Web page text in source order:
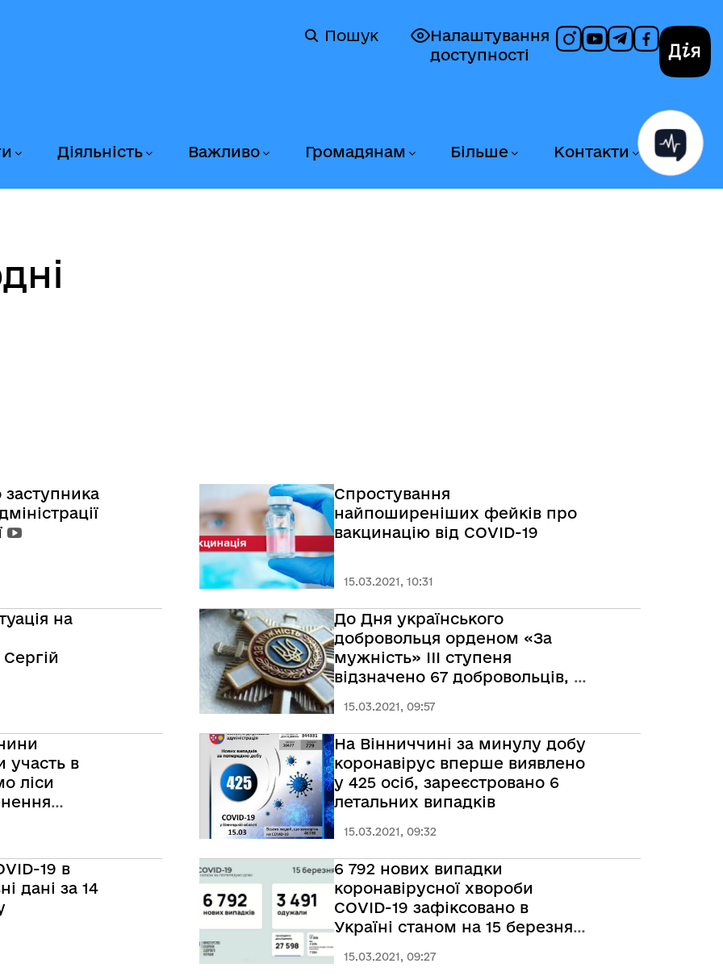
Налаштування
доступності
Пошук
Діяльність Важливо Громадянам Більше Контакти
15.03.2021, 10:31
Спростування
найпоширеніших фейків про
вакцинацію від COVID-19
на
Сергій
15.03.2021, 09:57
До Дня українського
добровольця орденом «За
мужність» III ступеня
відзначено 67 добровольців, з
участь в
ліси
15.03.2021, 09:32
На Вінниччині за минулу добу
коронавірус вперше виявлено
у 425 осіб, зареєстровано 6
летальних випадків
19 в
дані за 14
15.03.2021, 09:27
6 792 нових випадки
коронавірусної хвороби
COVID-19 зафіксовано в
Україні станом на 15 березня